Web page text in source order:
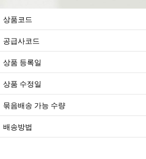
상품코드
공급사코드
상품 등록일
상품 수정일
묶음배송 가능 수량
배송방법